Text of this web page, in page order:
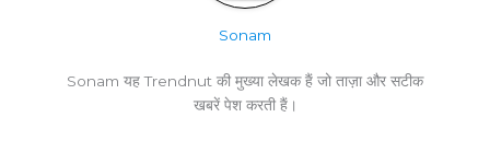
Sonam
Sonam यह Trendnut की मुख्या लेखक हैं जो ताज़ा और सटीक
खबरें पेश करती हैं।